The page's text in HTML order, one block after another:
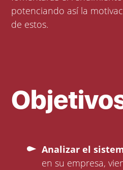
potenciando así la
de estos.
Analizar el
en su empresa,